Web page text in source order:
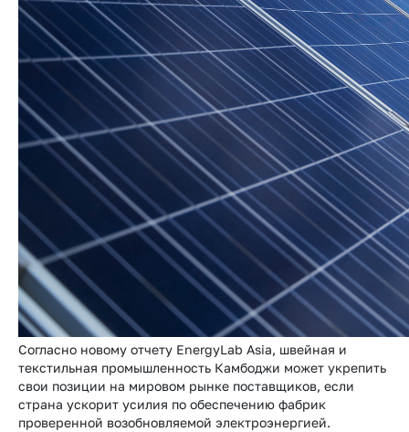
Согласно новому отчету EnergyLab Asia, швейная и
текстильная промышленность Камбоджи может укрепить
свои позиции на мировом рынке поставщиков, если
страна ускорит усилия по обеспечению фабрик
проверенной возобновляемой электроэнергией.